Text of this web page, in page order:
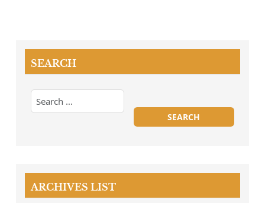
SEARCH
ARCHIVES LIST